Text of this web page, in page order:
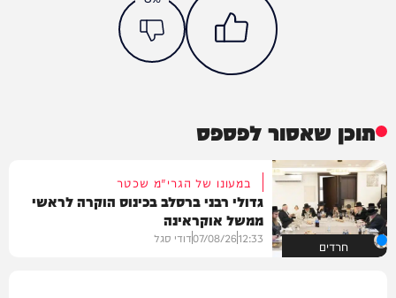
תוכן שאסור לפספס
חרדים
במעונו של הגרי"מ שכטר
גדולי רבני ברסלב בכינוס הוקרה לראשי
ממשל אוקראינה
12:33
07/08/26דודי סגל